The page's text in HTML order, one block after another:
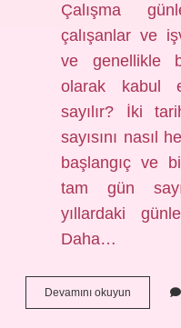
Çalışma
çalışanlar ve
ve genellikle
olarak kabul
sayılır? İki
sayısını nasıl
başlangıç ​​ve
tam gün
yıllardaki
Daha…
Devamını okuyun
Iş